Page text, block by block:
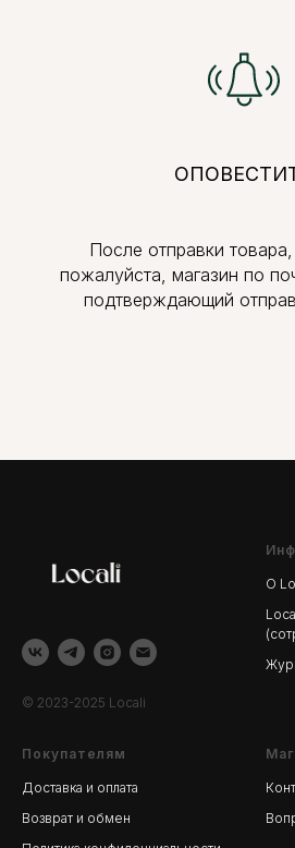
После отправки товара,
пожалуйста, магазин по
подтверждающий
© 2023-2025 Locali
О
Покупателям
Доставка и оплата
Возврат и обмен